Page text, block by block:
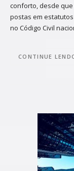
conforto, desde
postas em
no Código Civil
CONTINUE